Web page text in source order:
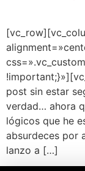
post sin estar
verdad… ahora
lógicos que he
absurdeces por
lanzo a […]